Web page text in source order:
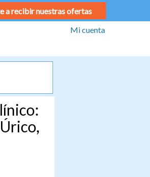
a recibir nuestras ofertas
Mi cuenta